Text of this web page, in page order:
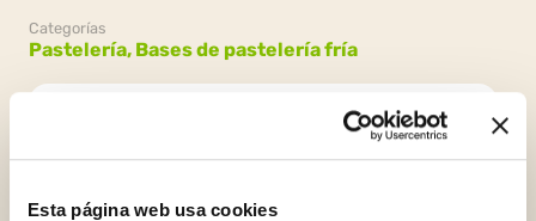
Esta página web usa cookies
Categorías
Pastelería, Bases de pastelería fría
Envasado